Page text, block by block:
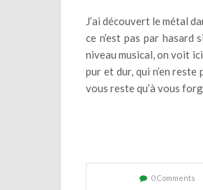
J’ai découvert le métal
ce n’est pas par hasard
niveau musical, on voit
pur et dur, qui n’en
vous reste qu’à vous
0 Comments